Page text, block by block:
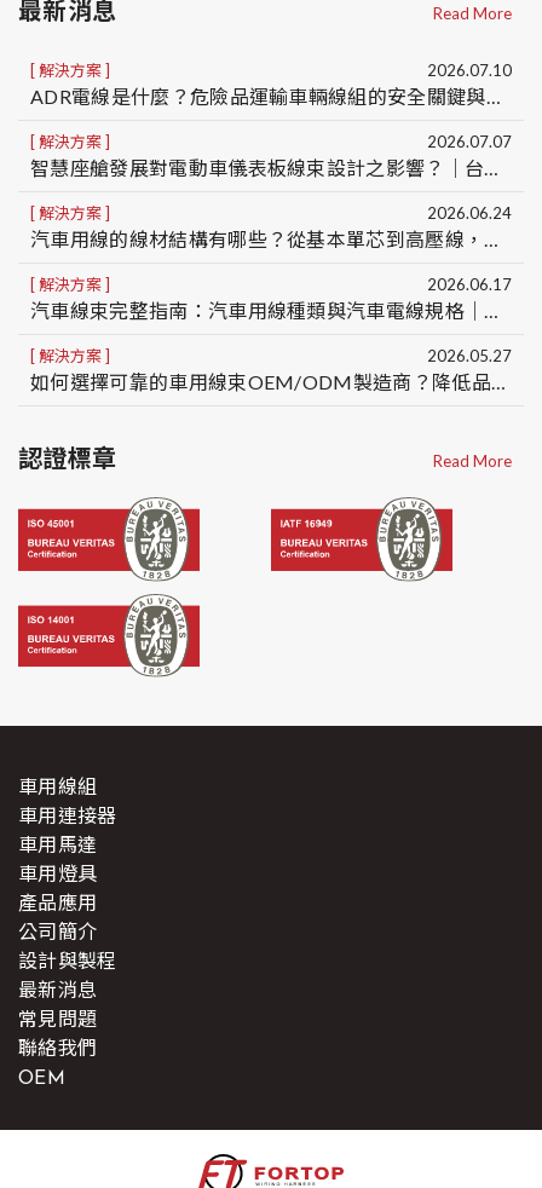
最新消息 Read More
解決方案
ADR電線是什麼？危險品運輸車輛線組的安全關鍵與ADR線組客製化服務｜台灣車用線組製造商OEM/ODM
2026.07.10
解決方案
智慧座艙發展對電動車儀表板線束設計之影響？｜台灣車用線組製造商OEM/ODM
2026.07.07
解決方案
汽車用線的線材結構有哪些？從基本單芯到高壓線，一次看懂5種車用線結構差異
2026.06.24
解決方案
汽車線束完整指南：汽車用線種類與汽車電線規格｜台灣汽車線束製造商 OEM/ODM
2026.06.17
解決方案
如何選擇可靠的車用線束OEM/ODM製造商？降低品質、交期與量產風險的5大關鍵
2026.05.27
認證標章 Read More
車用線組
車用連接器
車用馬達
車用燈具
產品應用
公司簡介
設計與製程
最新消息
常見問題
聯絡我們
OEM